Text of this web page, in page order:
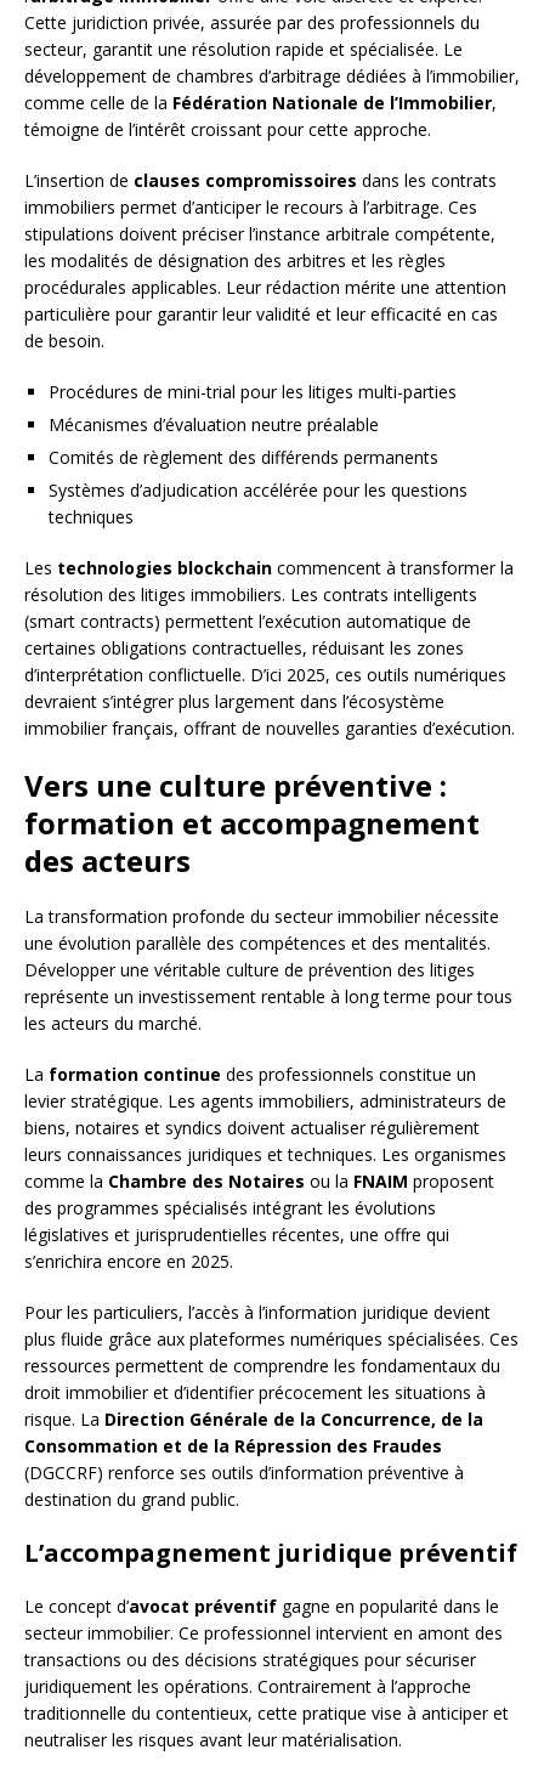
Cette juridiction privée, assurée par des professionnels du
secteur, garantit une résolution rapide et spécialisée. Le
développement de chambres d’arbitrage dédiées à l’immobilier,
comme celle de la Fédération Nationale de l’Immobilier,
témoigne de l’intérêt croissant pour cette approche.
L’insertion de clauses compromissoires dans les contrats
immobiliers permet d’anticiper le recours à l’arbitrage. Ces
stipulations doivent préciser l’instance arbitrale compétente,
les modalités de désignation des arbitres et les règles
procédurales applicables. Leur rédaction mérite une attention
particulière pour garantir leur validité et leur efficacité en cas
de besoin.
Procédures de mini-trial pour les litiges multi-parties
Mécanismes d’évaluation neutre préalable
Comités de règlement des différends permanents
Systèmes d’adjudication accélérée pour les questions
techniques
Les technologies blockchain commencent à transformer la
résolution des litiges immobiliers. Les contrats intelligents
(smart contracts) permettent l’exécution automatique de
certaines obligations contractuelles, réduisant les zones
d’interprétation conflictuelle. D’ici 2025, ces outils numériques
devraient s’intégrer plus largement dans l’écosystème
immobilier français, offrant de nouvelles garanties d’exécution.
Vers une culture préventive :
formation et accompagnement
des acteurs
La transformation profonde du secteur immobilier nécessite
une évolution parallèle des compétences et des mentalités.
Développer une véritable culture de prévention des litiges
représente un investissement rentable à long terme pour tous
les acteurs du marché.
La formation continue des professionnels constitue un
levier stratégique. Les agents immobiliers, administrateurs de
biens, notaires et syndics doivent actualiser régulièrement
leurs connaissances juridiques et techniques. Les organismes
comme la Chambre des Notaires ou la FNAIM proposent
des programmes spécialisés intégrant les évolutions
législatives et jurisprudentielles récentes, une offre qui
s’enrichira encore en 2025.
Pour les particuliers, l’accès à l’information juridique devient
plus fluide grâce aux plateformes numériques spécialisées. Ces
ressources permettent de comprendre les fondamentaux du
droit immobilier et d’identifier précocement les situations à
risque. La Direction Générale de la Concurrence, de la
Consommation et de la Répression des Fraudes
(DGCCRF) renforce ses outils d’information préventive à
destination du grand public.
L’accompagnement juridique préventif
Le concept d’avocat préventif gagne en popularité dans le
secteur immobilier. Ce professionnel intervient en amont des
transactions ou des décisions stratégiques pour sécuriser
juridiquement les opérations. Contrairement à l’approche
traditionnelle du contentieux, cette pratique vise à anticiper et
neutraliser les risques avant leur matérialisation.